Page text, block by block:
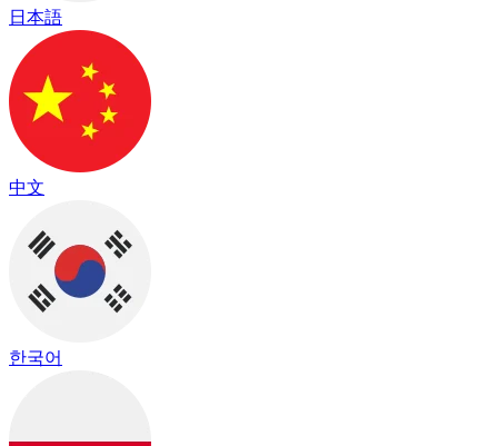
日本語
中文
한국어